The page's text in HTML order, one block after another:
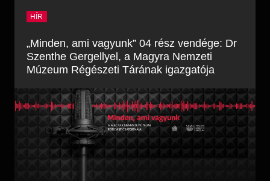
„Minden, ami vagyunk” 04 rész vendége: Dr
Szenthe Gergellyel, a Magyra Nemzeti
Múzeum Régészeti Tárának igazgatója
HÍR